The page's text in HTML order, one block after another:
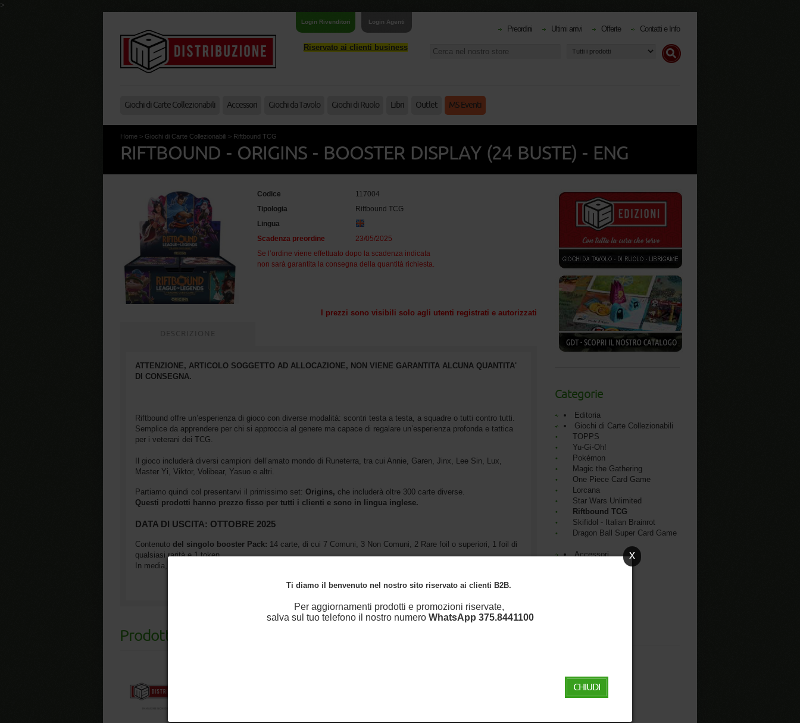
>
Ti diamo il benvenuto nel nostro sito riservato ai clienti B2B.
Per aggiornamenti prodotti e promozioni riservate,
salva sul tuo telefono il nostro numero WhatsApp 375.8441100‬
CHIUDI
x
Login Rivenditori Login Agenti
Riservato ai clienti business
Preordini Ultimi arrivi Offerte Contatti e Info
Giochi di Carte Collezionabili Accessori Giochi da Tavolo Giochi di Ruolo Libri Outlet MS Eventi
Home > Giochi di Carte Collezionabili > Riftbound TCG
RIFTBOUND - ORIGINS - BOOSTER DISPLAY (24 BUSTE) - ENG
Codice
117004
Tipologia
Riftbound TCG
Lingua
Scadenza preordine
23/05/2025
Se l’ordine viene effettuato dopo la scadenza indicata
non sarà garantita la consegna della quantità richiesta.
I prezzi sono visibili solo agli utenti registrati e autorizzati
ATTENZIONE, ARTICOLO SOGGETTO AD ALLOCAZIONE, NON VIENE GARANTITA ALCUNA QUANTITA'
DI CONSEGNA.
Riftbound offre un’esperienza di gioco con diverse modalità: scontri testa a testa, a squadre o tutti contro tutti.
Semplice da apprendere per chi si approccia al genere ma capace di regalare un’esperienza profonda e tattica
per i veterani dei TCG.
Il gioco includerà diversi campioni dell’amato mondo di Runeterra, tra cui Annie, Garen, Jinx, Lee Sin, Lux,
Master Yi, Viktor, Volibear, Yasuo e altri.
Partiamo quindi col presentarvi il primissimo set: Origins, che includerà oltre 300 carte diverse.
Questi prodotti hanno prezzo fisso per tutti i clienti e sono in lingua inglese.
DATA DI USCITA: OTTOBRE 2025
Contenuto del singolo booster Pack: 14 carte, di cui 7 Comuni, 3 Non Comuni, 2 Rare foil o superiori, 1 foil di
qualsiasi rarità e 1 token.
In media, ogni box contiene oltre 6 carte Epiche e più di 2 carte con illustrazione alternativa.
Prodotti
Categorie
Editoria
Giochi di Carte Collezionabili
TOPPS
Yu-Gi-Oh!
Pokémon
Magic the Gathering
One Piece Card Game
Lorcana
Star Wars Unlimited
Riftbound TCG
Skifidol - Italian Brainrot
Dragon Ball Super Card Game
Accessori
Giochi da Tavolo
Come ordinare
Area rivenditori